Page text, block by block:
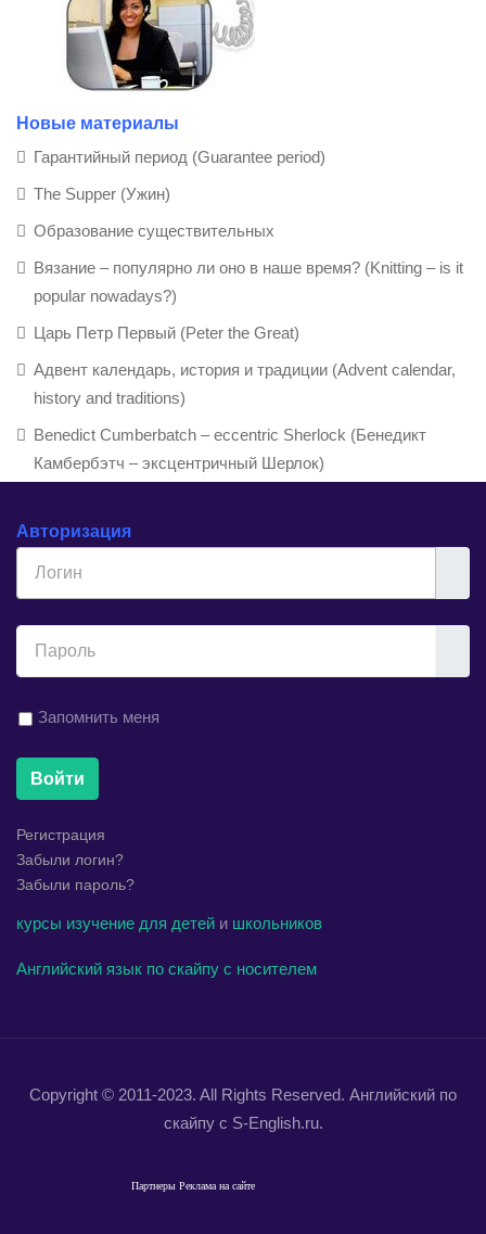
Новые материалы
Гарантийный период (Guarantee period)
The Supper (Ужин)
Образование существительных
Вязание – популярно ли оно в наше время? (Knitting – is it
popular nowadays?)
Царь Петр Первый (Peter the Great)
Адвент календарь, история и традиции (Advent calendar,
history and traditions)
Benedict Cumberbatch – eccentric Sherlock (Бенедикт
Камбербэтч – эксцентричный Шерлок)
Авторизация
Запомнить меня
Войти
Регистрация
Забыли логин?
Забыли пароль?
курсы изучение для детей и школьников
Английский язык по скайпу с носителем
Copyright © 2011-2023. All Rights Reserved. Английский по
скайпу с S-English.ru.
Партнеры Реклама на сайте